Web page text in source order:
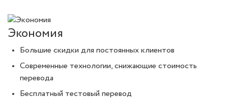
Экономия
Большие скидки для постоянных клиентов
Современные технологии, снижающие стоимость
перевода
Бесплатный тестовый перевод